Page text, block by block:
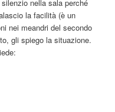
nella sala perché
la facilità (è un
nei meandri del secondo
gli spiego la situazione.